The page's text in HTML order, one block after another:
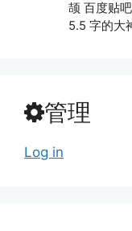
颉 百度贴
5.5 字的大
管理
Log in